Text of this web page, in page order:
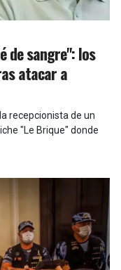
de sangre": los
atacar a
recepcionista de un
"Le Brique" donde